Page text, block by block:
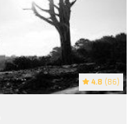
4.8 (86)